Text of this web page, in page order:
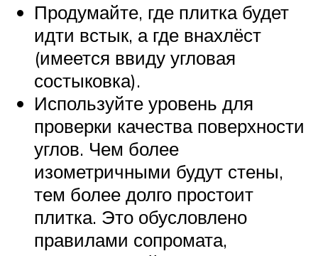
Продумайте, где плитка будет
идти встык, а где внахлёст
(имеется ввиду угловая
состыковка).
Используйте уровень для
проверки качества поверхности
углов. Чем более
изометричными будут стены,
тем более долго простоит
плитка. Это обусловлено
правилами сопромата,